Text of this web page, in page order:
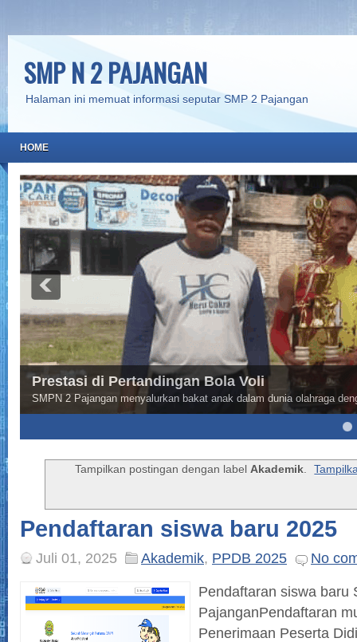
SMP N 2 PAJANGAN
Halaman ini memuat informasi seputar SMP 2 Pajangan
HOME
Prestasi di Pertandingan Bola Voli
SMPN 2 Pajangan menyalurkan bakat anak dalam dunia olahraga
Tampilkan postingan dengan label Akademik.
Pendaftaran siswa baru 2025
Juli 01, 2025 Akademik, PPDB 2025
No
Pendaftaran siswa baru
PajanganPendaftaran
Penerimaan Peserta